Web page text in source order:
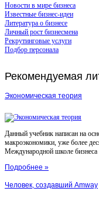
Новости в мире бизнеса
Известные бизнес-идеи
Литература о бизнесе
Личный рост бизнесмена
Рекрутинговые услуги
Подбор персонала
Рекомендуемая
Экономическая теория
Данный учебник написан на
макроэкономики, уже более
Международной школе
Подробнее »
Человек, создавший Amway